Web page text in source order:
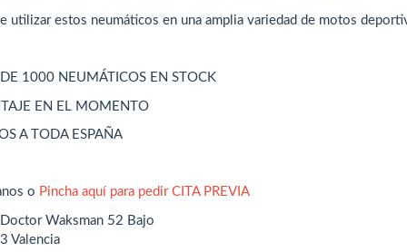
utilizar estos neumáticos en una amplia variedad de motos
1000 NEUMÁTICOS EN STOCK
EN EL MOMENTO
A TODA ESPAÑA
o Pincha aquí para pedir CITA PREVIA
Waksman 52 Bajo
Valencia